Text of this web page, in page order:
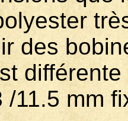
des
/11.5 mm